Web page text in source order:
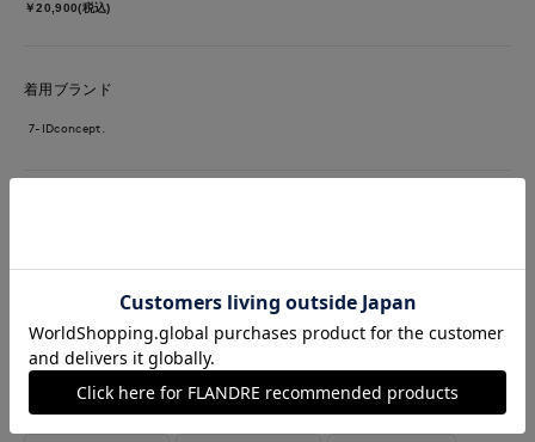
￥20,900(税込)
着用ブランド
7-IDconcept.
がアクセントに◎ インナーは、ウエストがスッキリみえるデザ
インが嬉しいポイントです。
#カットソー #ブラウス #ジャケット